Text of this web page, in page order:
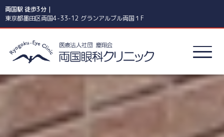
両国駅 徒歩3分｜
東京都墨田区両国4-33-12 グランアルブル両国１F